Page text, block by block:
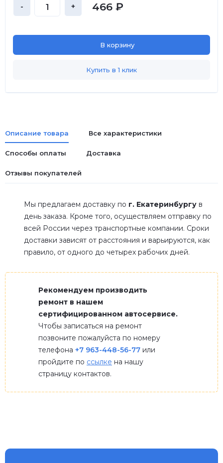
- + 466 ₽
В корзину
Купить в 1 клик
Описание товара Все характеристики
Способы оплаты Доставка
Отзывы покупателей
Мы предлагаем доставку по г. Екатеринбургу в
день заказа. Кроме того, осуществляем отправку по
всей России через транспортные компании. Сроки
доставки зависят от расстояния и варьируются, как
правило, от одного до четырех рабочих дней.
Рекомендуем производить
ремонт в нашем
сертифицированном автосервисе.
Чтобы записаться на ремонт
позвоните пожалуйста по номеру
телефона +7 963-448-56-77 или
пройдите по ссылке на нашу
страницу контактов.